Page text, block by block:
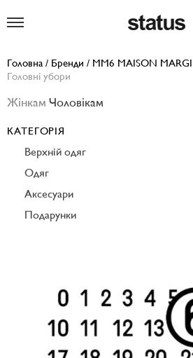
Головна / Бренди / MM6 MAISON
Головні убори
Жінкам Чоловікам
КАТЕГОРІЯ
Верхній одяг
Одяг
Аксесуари
Подарунки